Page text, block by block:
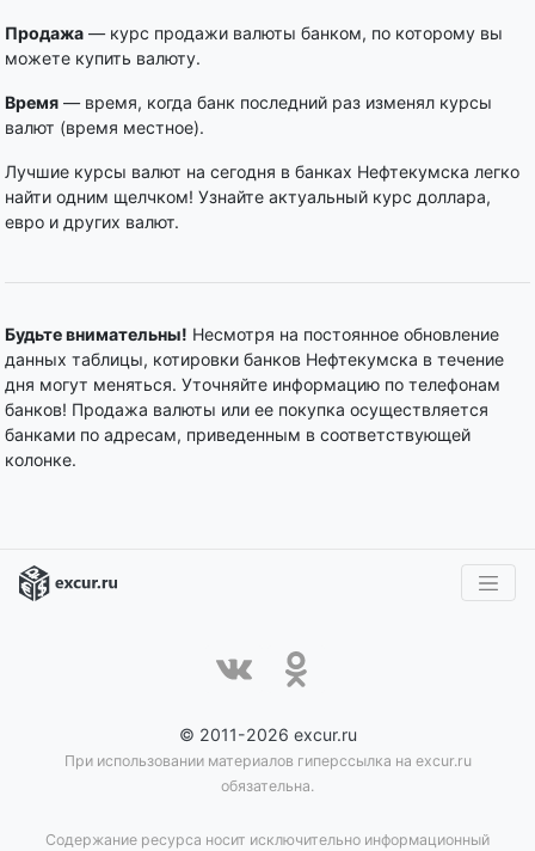
Продажа — курс продажи валюты банком, по которому вы
можете купить валюту.
Время — время, когда банк последний раз изменял курсы
валют (время местное).
Лучшие курсы валют на сегодня в банках Нефтекумска легко
найти одним щелчком! Узнайте актуальный курс доллара,
евро и других валют.
Будьте внимательны! Несмотря на постоянное обновление
данных таблицы, котировки банков Нефтекумска в течение
дня могут меняться. Уточняйте информацию по телефонам
банков! Продажа валюты или ее покупка осуществляется
банками по адресам, приведенным в соответствующей
колонке.
© 2011-2026 excur.ru
При использовании материалов гиперссылка на excur.ru
обязательна.
Содержание ресурса носит исключительно информационный